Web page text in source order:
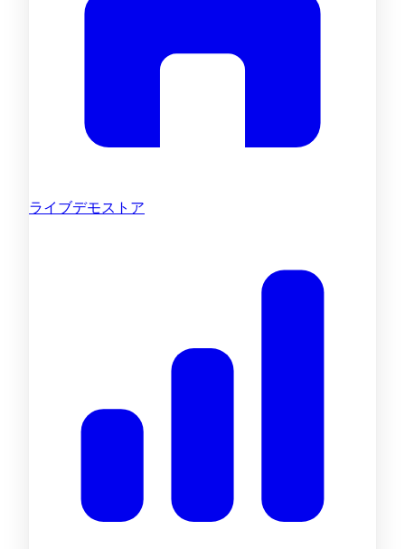
ライブデモストア